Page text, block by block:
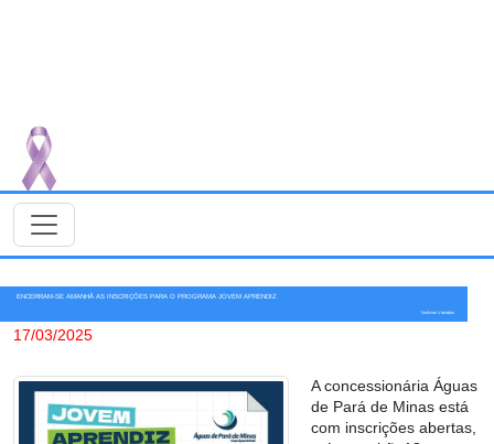
ENCERRAM-SE AMANHÃ AS INSCRIÇÕES PARA O PROGRAMA JOVEM APRENDIZ
Notícias Variadas
17/03/2025
A concessionária Águas
de Pará de Minas está
com inscrições abertas,